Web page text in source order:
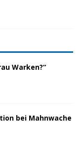
Warken?“
bei Mahnwache